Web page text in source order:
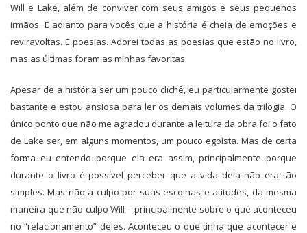
Will e Lake, além de conviver com seus amigos e seus pequenos
irmãos. E adianto para vocês que a história é cheia de emoções e
reviravoltas. E poesias. Adorei todas as poesias que estão no livro,
mas as últimas foram as minhas favoritas.
Apesar de a história ser um pouco clichê, eu particularmente gostei
bastante e estou ansiosa para ler os demais volumes da trilogia. O
único ponto que não me agradou durante a leitura da obra foi o fato
de Lake ser, em alguns momentos, um pouco egoísta. Mas de certa
forma eu entendo porque ela era assim, principalmente porque
durante o livro é possível perceber que a vida dela não era tão
simples. Mas não a culpo por suas escolhas e atitudes, da mesma
maneira que não culpo Will – principalmente sobre o que aconteceu
no “relacionamento” deles. Aconteceu o que tinha que acontecer e